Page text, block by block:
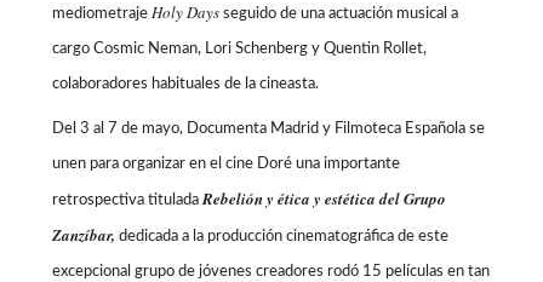
mediometraje Holy Daysseguido de una actuación musical a
cargo Cosmic Neman, Lori Schenberg y Quentin Rollet,
colaboradores habituales de la cineasta.
Del 3 al 7 de mayo, Documenta Madrid y Filmoteca Española se
unen para organizar en el cine Doré una importante
retrospectiva tituladaRebelión y ética y estética del Grupo
Zanzíbar, dedicada a la producción cinematográfica de este
excepcional grupo de jóvenes creadores rodó 15 películas en tan